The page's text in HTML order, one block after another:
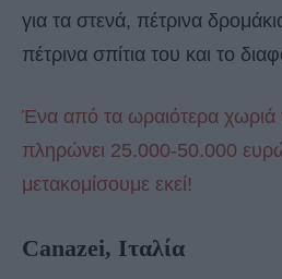
για τα στενά, πέτρινα
πέτρινα σπίτια του και το
Ένα από τα ωραιότερα χωριά
πληρώνει 25.000-50.000
μετακομίσουμε εκεί!
Canazei, Ιταλία